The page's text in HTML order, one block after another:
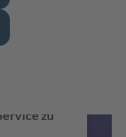
um
zu